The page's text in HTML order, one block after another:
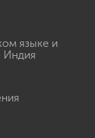
языке и
Индия